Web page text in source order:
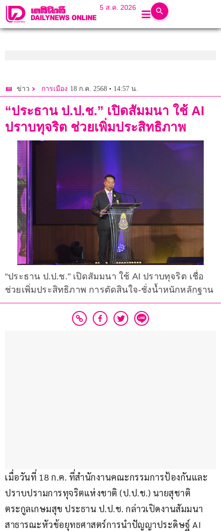
5 ส.ค. 2026
ข่าว การเมือง 18 ก.ค. 2568 • 14:57 น.
“ประธาน ป.ป.ช.” เปิดสัมมนา ใช้ AI
ปราบทุจริต ช่วยเพิ่มประสิทธิภาพ
“ประธาน ป.ป.ช." เปิดสัมมนา ใช้ AI ปราบทุจริต เชื่อ
ช่วยเพิ่มประสิทธิภาพ การตัดสินใจ-ชั่งน้ำหนักหลักฐาน
เมื่อวันที่ 18 ก.ค. ที่สำนักงานคณะกรรมการป้องกันและ
ปราบปรามการทุจริตแห่งชาติ (ป.ป.ช.) นายสุชาติ
ตระกูลเกษมสุข ประธาน ป.ป.ช. กล่าวเปิดงานสัมมนา
สาธารณะหัวข้อยุทธศาสตร์การนำปัญญาประดิษฐ์ AI